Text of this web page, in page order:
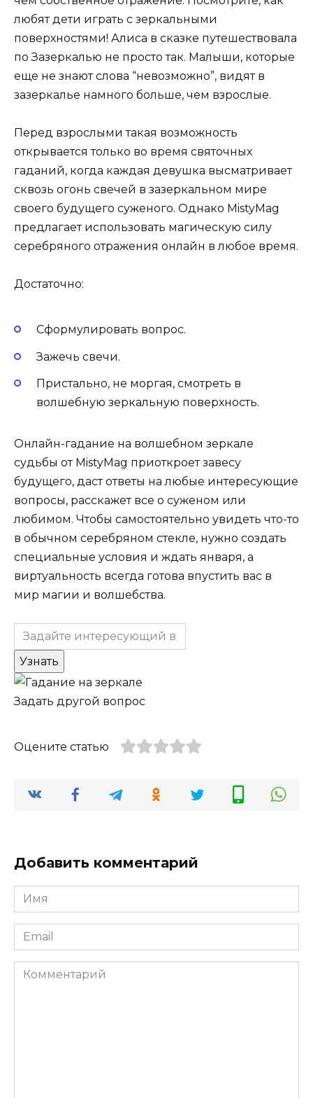
любят дети играть с зеркальными
поверхностями! Алиса в сказке путешествовала
по Зазеркалью не просто так. Малыши, которые
еще не знают слова “невозможно”, видят в
зазеркалье намного больше, чем взрослые.
Перед взрослыми такая возможность
открывается только во время святочных
гаданий, когда каждая девушка высматривает
сквозь огонь свечей в зазеркальном мире
своего будущего суженого. Однако MistyMag
предлагает использовать магическую силу
серебряного отражения онлайн в любое время.
Достаточно:
Сформулировать вопрос.
Зажечь свечи.
Пристально, не моргая, смотреть в
волшебную зеркальную поверхность.
Онлайн-гадание на волшебном зеркале
судьбы от MistyMag приоткроет завесу
будущего, даст ответы на любые интересующие
вопросы, расскажет все о суженом или
любимом. Чтобы самостоятельно увидеть что-то
в обычном серебряном стекле, нужно создать
специальные условия и ждать января, а
виртуальность всегда готова впустить вас в
мир магии и волшебства.
Задать другой вопрос
Оцените статью
Добавить комментарий
Имя
*
Email
*
Комментарий